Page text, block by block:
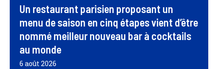
Un restaurant parisien proposant un
menu de saison en cinq étapes vient d’être
nommé meilleur nouveau bar à cocktails
au monde
6 août 2026